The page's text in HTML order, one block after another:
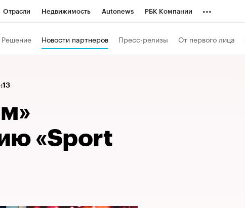
Отрасли Недвижимость Autonews РБК Компании ...
Решение Новости партнеров Пресс-релизы От первого лица
«Sport